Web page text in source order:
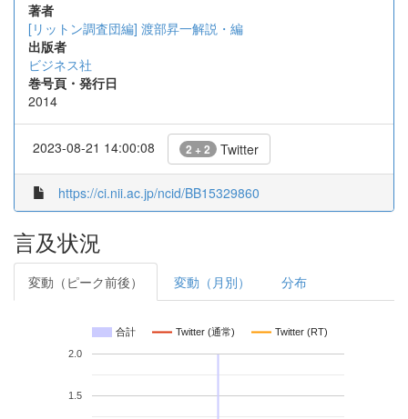
著者
[リットン調査団編] 渡部昇一解説・編
出版者
ビジネス社
巻号頁・発行日
2014
2023-08-21 14:00:08 2 + 2 Twitter
https://ci.nii.ac.jp/ncid/BB15329860
言及状況
変動（ピーク前後） 変動（月別） 分布
合計 Twitter (通常) Twitter (RT)
1.5
2.0